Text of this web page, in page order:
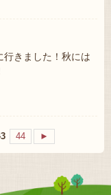
行きました！秋には
44 ►